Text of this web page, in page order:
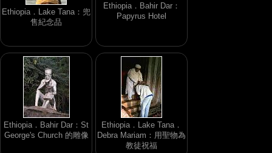
Ethiopia．Lake Tana：兜
售紀念品
Ethiopia．Bahir Dar：
Papyrus Hotel
Ethiopia．Bahir Dar：St
George's Church 的雕像
Ethiopia．Lake Tana．
Debra Mariam：用聖物為
教徒祝福